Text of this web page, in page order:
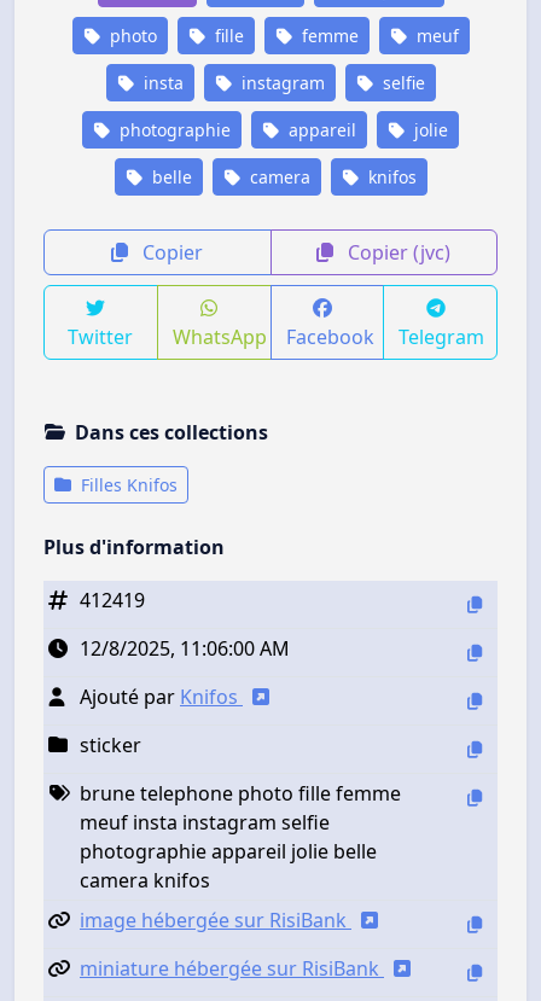
photo fille femme meuf
insta instagram selfie
photographie appareil jolie
belle camera knifos
Copier Copier (jvc)
Twitter WhatsApp Facebook Telegram
Dans ces collections
Filles Knifos
Plus d'information
412419
12/8/2025, 11:06:00 AM
Ajouté par Knifos
sticker
brune telephone photo fille femme
meuf insta instagram selfie
photographie appareil jolie belle
camera knifos
image hébergée sur RisiBank
miniature hébergée sur RisiBank